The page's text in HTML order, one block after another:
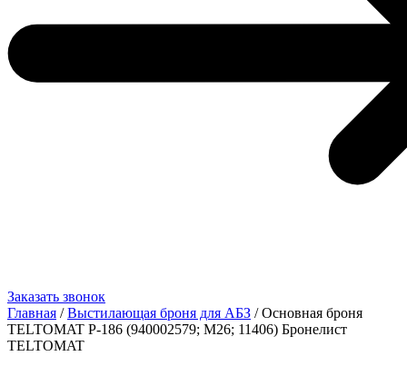
Заказать звонок
Главная /Выстилающая броня для АБЗ / Основная броня
TELTOMAT Р-186 (940002579; M26; 11406) Бронелист
TELTOMAT